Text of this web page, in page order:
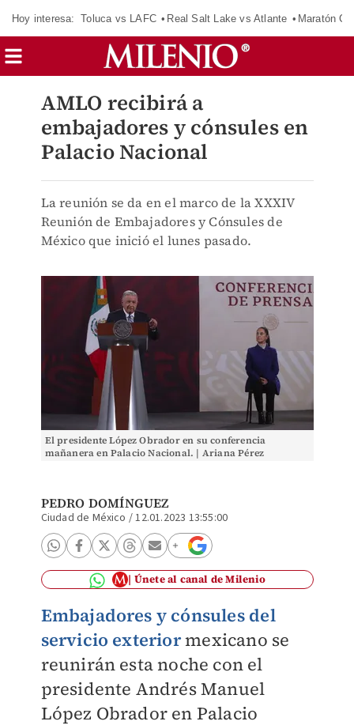
Hoy interesa: Toluca vs LAFC Real Salt Lake vs Atlante Maratón
AMLO recibirá a
embajadores y cónsules en
Palacio Nacional
La reunión se da en el marco de la XXXIV
Reunión de Embajadores y Cónsules de
México que inició el lunes pasado.
El presidente López Obrador en su conferencia
mañanera en Palacio Nacional. | Ariana Pérez
PEDRO DOMÍNGUEZ
Ciudad de México /12.01.2023 13:55:00
Únete al canal de Milenio
Embajadores y cónsules del
servicio exteriormexicano se
reunirán esta noche con el
presidente Andrés Manuel
López Obrador en Palacio